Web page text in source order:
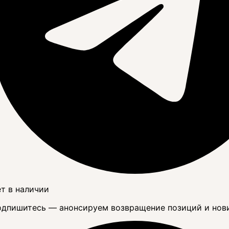
в наличии
— анонсируем возвращение позиций и